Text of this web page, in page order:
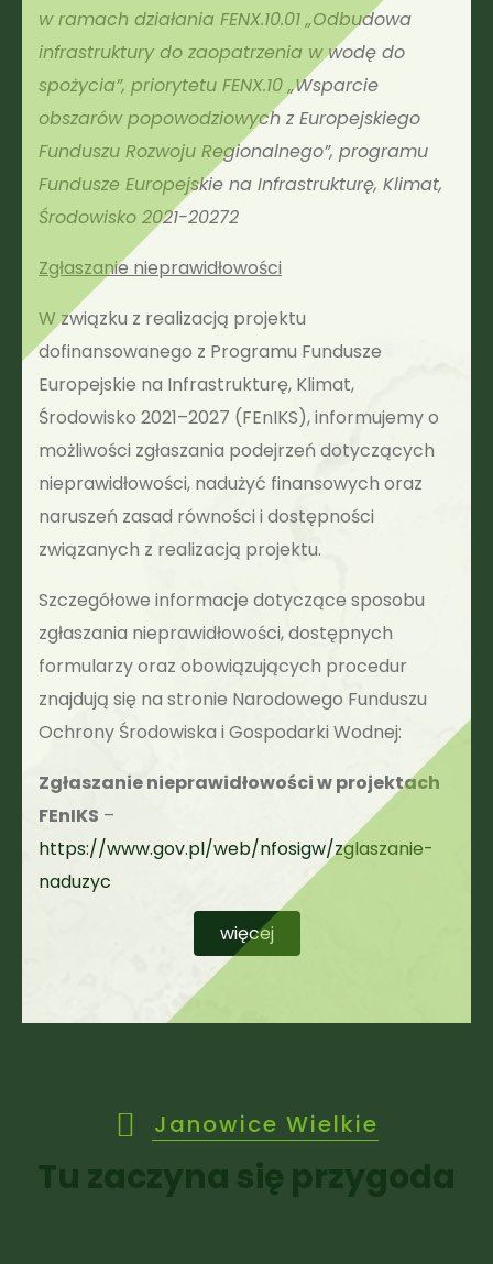
w ramach działania FENX.10.01 „Odbudowa
infrastruktury do zaopatrzenia w wodę do
spożycia”, priorytetu FENX.10 „Wsparcie
obszarów popowodziowych z Europejskiego
Funduszu Rozwoju Regionalnego”, programu
Fundusze Europejskie na Infrastrukturę, Klimat,
Środowisko 2021-20272
Zgłaszanie nieprawidłowości
W związku z realizacją projektu
dofinansowanego z Programu Fundusze
Europejskie na Infrastrukturę, Klimat,
Środowisko 2021–2027 (FEnIKS), informujemy o
możliwości zgłaszania podejrzeń dotyczących
nieprawidłowości, nadużyć finansowych oraz
naruszeń zasad równości i dostępności
związanych z realizacją projektu.
Szczegółowe informacje dotyczące sposobu
zgłaszania nieprawidłowości, dostępnych
formularzy oraz obowiązujących procedur
znajdują się na stronie Narodowego Funduszu
Ochrony Środowiska i Gospodarki Wodnej:
Zgłaszanie nieprawidłowości w projektach
FEnIKS –
https://www.gov.pl/web/nfosigw/zglaszanie-
naduzyc
więcej
Janowice Wielkie
Tu zaczyna się przygoda